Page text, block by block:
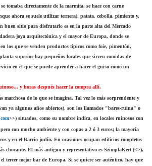
tomaba directamente de la marmita, se hace con carne
ahora se suele utilizar ternera), patata, cebolla, pimiento y,
buen sitio para disfrutarlo es en la parte alta del Mercado
joya arquitectónica y el mayor de Europa, donde se
los que se venden productos típicos como foie, pimentón,
superior hay pequeños locales que sirven comidas de
en el que se puede aprender a hacer el guiso como un
y horas después hacer la compra allí.
marchosa de lo que se imagina. Tal vez lo más sorprendente y
ya algunos años abiertos), son los llamados "bares-ruina" o
>>) situados, como su nombre indica, en locales ruinosos con
con mucho ambiente y con copas a 2 ó 3 euros; la mayoría
y en el Barrio judío. En ocasiones ocupan edificios completos
chocante. El más antiguo y representativo es SzimplaKert (<>),
tercer mejor bar de Europa. Si se quiere ser auténtico, hay que